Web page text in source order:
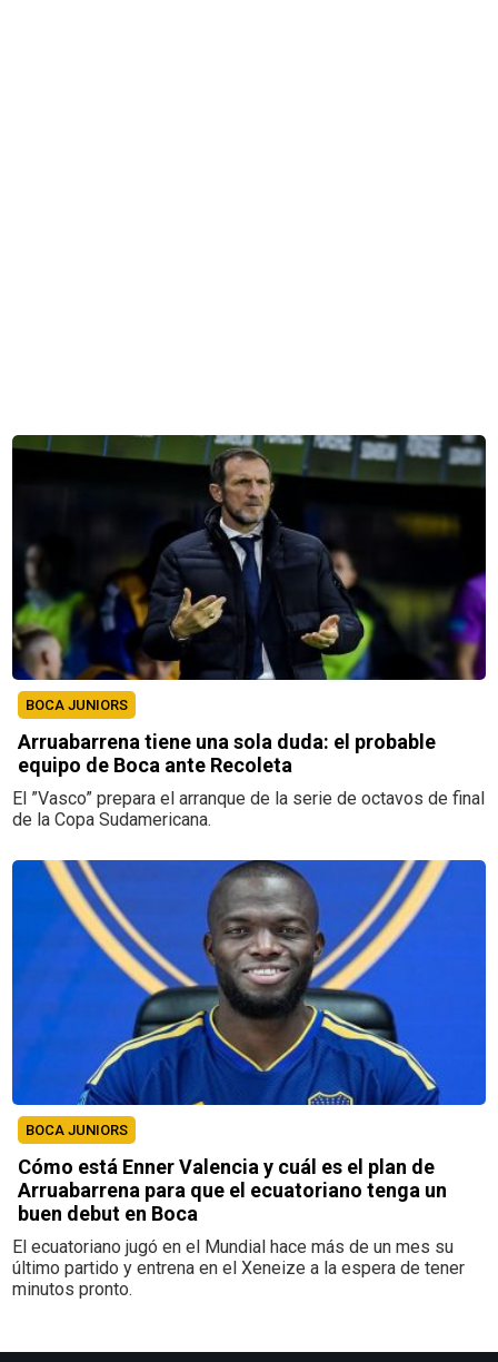
BOCA JUNIORS
Arruabarrena tiene una sola duda: el probable
equipo de Boca ante Recoleta
El ”Vasco” prepara el arranque de la serie de octavos de final
de la Copa Sudamericana.
BOCA JUNIORS
Cómo está Enner Valencia y cuál es el plan de
Arruabarrena para que el ecuatoriano tenga un
buen debut en Boca
El ecuatoriano jugó en el Mundial hace más de un mes su
último partido y entrena en el Xeneize a la espera de tener
minutos pronto.